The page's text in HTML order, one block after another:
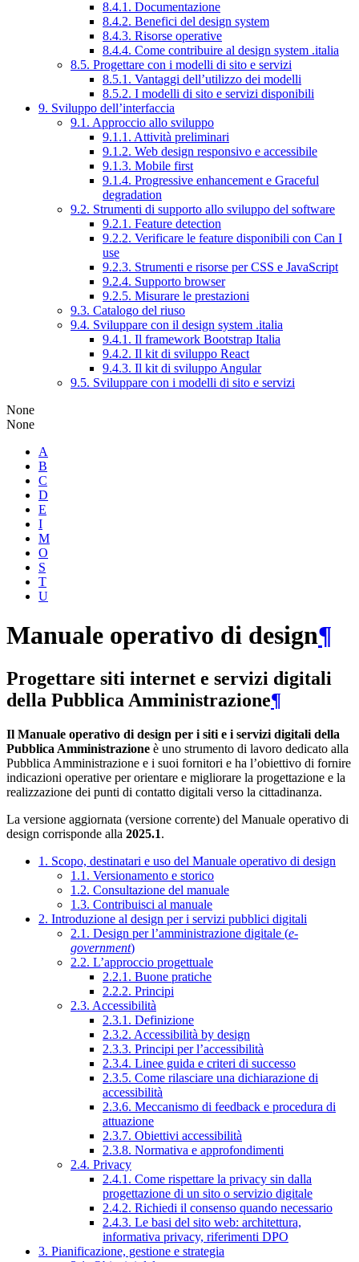
8.4.1. Documentazione
8.4.2. Benefici del design system
8.4.3. Risorse operative
8.4.4. Come contribuire al design system .italia
8.5. Progettare con i modelli di sito e servizi
8.5.1. Vantaggi dell’utilizzo dei modelli
8.5.2. I modelli di sito e servizi disponibili
9. Sviluppo dell’interfaccia
9.1. Approccio allo sviluppo
9.1.1. Attività preliminari
9.1.2. Web design responsivo e accessibile
9.1.3. Mobile first
9.1.4. Progressive enhancement e Graceful
degradation
9.2. Strumenti di supporto allo sviluppo del software
9.2.1. Feature detection
9.2.2. Verificare le feature disponibili con Can I
use
9.2.3. Strumenti e risorse per CSS e JavaScript
9.2.4. Supporto browser
9.2.5. Misurare le prestazioni
9.3. Catalogo del riuso
9.4. Sviluppare con il design system .italia
9.4.1. Il framework Bootstrap Italia
9.4.2. Il kit di sviluppo React
9.4.3. Il kit di sviluppo Angular
9.5. Sviluppare con i modelli di sito e servizi
None
None
A
B
C
D
E
I
M
O
S
T
U
Manuale operativo di design¶
Progettare siti internet e servizi digitali
della Pubblica Amministrazione¶
Il Manuale operativo di design per i siti e i servizi digitali della
Pubblica Amministrazione è uno strumento di lavoro dedicato alla
Pubblica Amministrazione e i suoi fornitori e ha l’obiettivo di fornire
indicazioni operative per orientare e migliorare la progettazione e la
realizzazione dei punti di contatto digitali verso la cittadinanza.
La versione aggiornata (versione corrente) del Manuale operativo di
design corrisponde alla 2025.1.
1. Scopo, destinatari e uso del Manuale operativo di design
1.1. Versionamento e storico
1.2. Consultazione del manuale
1.3. Contribuisci al manuale
2. Introduzione al design per i servizi pubblici digitali
2.1. Design per l’amministrazione digitale (e-
government)
2.2. L’approccio progettuale
2.2.1. Buone pratiche
2.2.2. Principi
2.3. Accessibilità
2.3.1. Definizione
2.3.2. Accessibilità by design
2.3.3. Principi per l’accessibilità
2.3.4. Linee guida e criteri di successo
2.3.5. Come rilasciare una dichiarazione di
accessibilità
2.3.6. Meccanismo di feedback e procedura di
attuazione
2.3.7. Obiettivi accessibilità
2.3.8. Normativa e approfondimenti
2.4. Privacy
2.4.1. Come rispettare la privacy sin dalla
progettazione di un sito o servizio digitale
2.4.2. Richiedi il consenso quando necessario
2.4.3. Le basi del sito web: architettura,
informativa privacy, riferimenti DPO
3. Pianificazione, gestione e strategia